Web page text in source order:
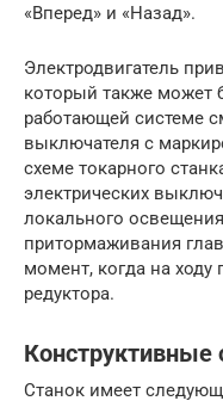
«Вперед» и «Назад».
Электродвигатель
который также может
работающей системе
выключателя с
схеме токарного
электрических
локального
притормаживания
момент, когда на ходу
редуктора.
Конструктивные
Станок имеет